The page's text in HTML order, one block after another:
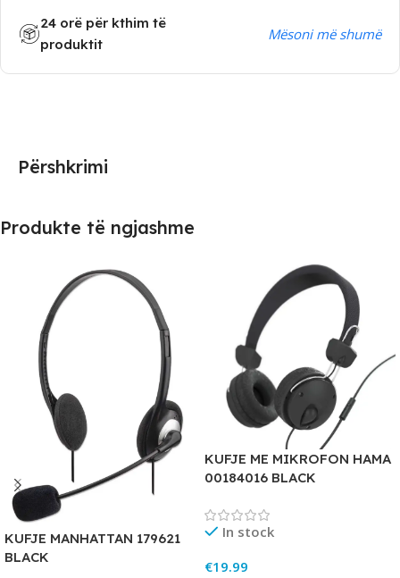
24 orë për kthim të
produktit
Mësoni më shumë
Përshkrimi
Produkte të ngjashme
KUFJE MANHATTAN 179621
BLACK
KUFJE ME MIKROFON HAMA
00184016 BLACK
In stock
€19.99